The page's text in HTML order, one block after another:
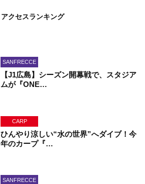
アクセスランキング
SANFRECCE
【J1広島】シーズン開幕戦で、スタジア
ムが『ONE…
CARP
ひんやり涼しい“水の世界”へダイブ！今
年のカープ『…
SANFRECCE